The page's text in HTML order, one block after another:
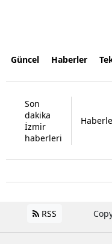
Güncel Haberler
Son
dakika
İzmir
haberleri
RSS